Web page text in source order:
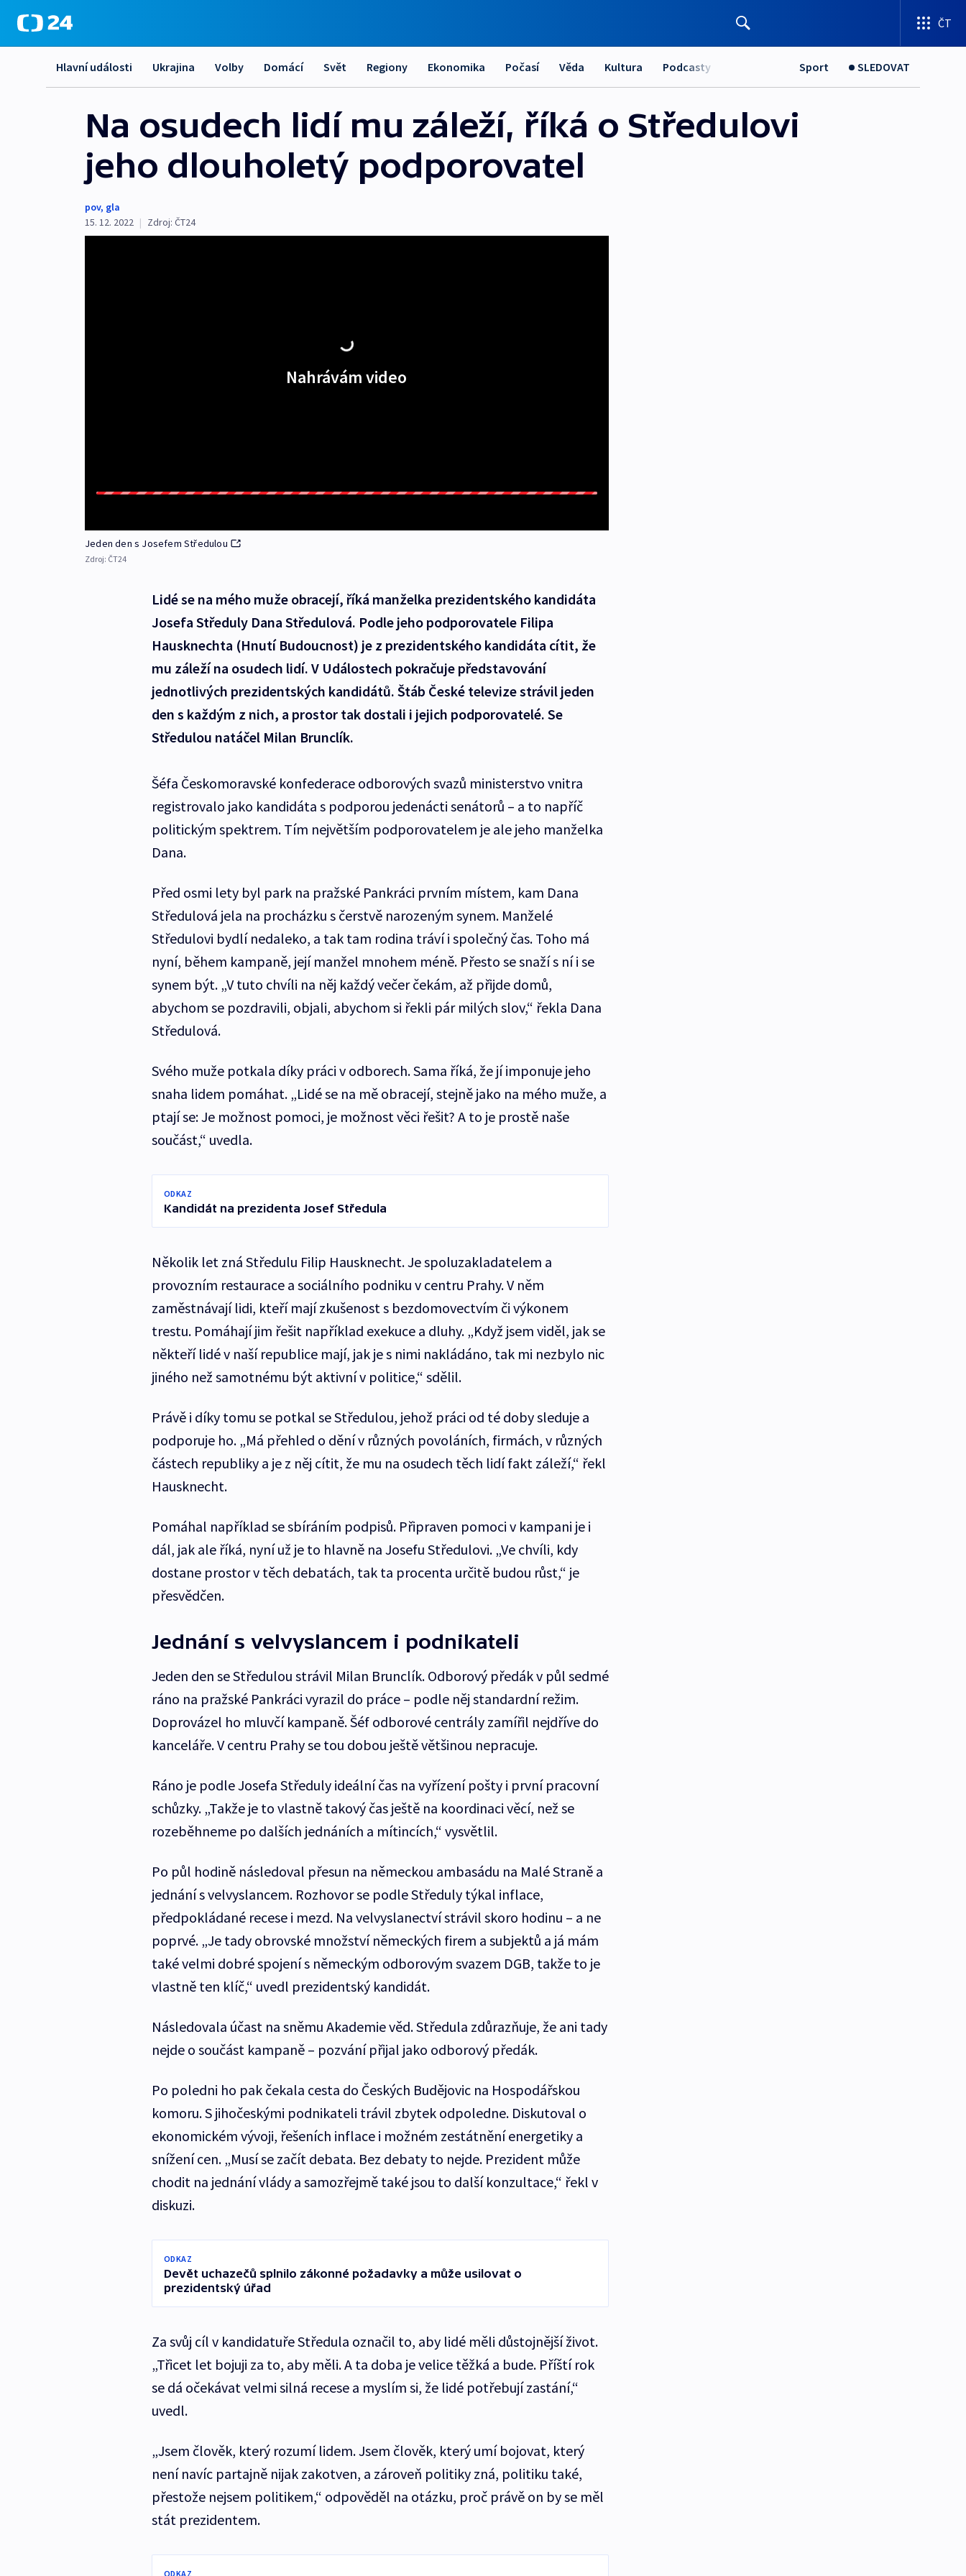
ČT
Hlavní události Ukrajina Volby Domácí Svět Regiony Ekonomika Počasí Věda Kultura Podcasty Sport SLEDOVAT
Na osudech lidí mu záleží, říká o Středulovi
jeho dlouholetý podporovatel
pov, gla
15. 12. 2022 | Zdroj: ČT24
Nahrávám video
Jeden den s Josefem Středulou
Zdroj: ČT24
Lidé se na mého muže obracejí, říká manželka prezidentského kandidáta
Josefa Středuly Dana Středulová. Podle jeho podporovatele Filipa
Hausknechta (Hnutí Budoucnost) je z prezidentského kandidáta cítit, že
mu záleží na osudech lidí. V Událostech pokračuje představování
jednotlivých prezidentských kandidátů. Štáb České televize strávil jeden
den s každým z nich, a prostor tak dostali i jejich podporovatelé. Se
Středulou natáčel Milan Brunclík.
Šéfa Českomoravské konfederace odborových svazů ministerstvo vnitra
registrovalo jako kandidáta s podporou jedenácti senátorů – a to napříč
politickým spektrem. Tím největším podporovatelem je ale jeho manželka
Dana.
Před osmi lety byl park na pražské Pankráci prvním místem, kam Dana
Středulová jela na procházku s čerstvě narozeným synem. Manželé
Středulovi bydlí nedaleko, a tak tam rodina tráví i společný čas. Toho má
nyní, během kampaně, její manžel mnohem méně. Přesto se snaží s ní i se
synem být. „V tuto chvíli na něj každý večer čekám, až přijde domů,
abychom se pozdravili, objali, abychom si řekli pár milých slov,“ řekla Dana
Středulová.
Svého muže potkala díky práci v odborech. Sama říká, že jí imponuje jeho
snaha lidem pomáhat. „Lidé se na mě obracejí, stejně jako na mého muže, a
ptají se: Je možnost pomoci, je možnost věci řešit? A to je prostě naše
součást,“ uvedla.
ODKAZ
Kandidát na prezidenta Josef Středula
Několik let zná Středulu Filip Hausknecht. Je spoluzakladatelem a
provozním restaurace a sociálního podniku v centru Prahy. V něm
zaměstnávají lidi, kteří mají zkušenost s bezdomovectvím či výkonem
trestu. Pomáhají jim řešit například exekuce a dluhy. „Když jsem viděl, jak se
někteří lidé v naší republice mají, jak je s nimi nakládáno, tak mi nezbylo nic
jiného než samotnému být aktivní v politice,“ sdělil.
Právě i díky tomu se potkal se Středulou, jehož práci od té doby sleduje a
podporuje ho. „Má přehled o dění v různých povoláních, firmách, v různých
částech republiky a je z něj cítit, že mu na osudech těch lidí fakt záleží,“ řekl
Hausknecht.
Pomáhal například se sbíráním podpisů. Připraven pomoci v kampani je i
dál, jak ale říká, nyní už je to hlavně na Josefu Středulovi. „Ve chvíli, kdy
dostane prostor v těch debatách, tak ta procenta určitě budou růst,“ je
přesvědčen.
Jednání s velvyslancem i podnikateli
Jeden den se Středulou strávil Milan Brunclík. Odborový předák v půl sedmé
ráno na pražské Pankráci vyrazil do práce – podle něj standardní režim.
Doprovázel ho mluvčí kampaně. Šéf odborové centrály zamířil nejdříve do
kanceláře. V centru Prahy se tou dobou ještě většinou nepracuje.
Ráno je podle Josefa Středuly ideální čas na vyřízení pošty i první pracovní
schůzky. „Takže je to vlastně takový čas ještě na koordinaci věcí, než se
rozeběhneme po dalších jednáních a mítincích,“ vysvětlil.
Po půl hodině následoval přesun na německou ambasádu na Malé Straně a
jednání s velvyslancem. Rozhovor se podle Středuly týkal inflace,
předpokládané recese i mezd. Na velvyslanectví strávil skoro hodinu – a ne
poprvé. „Je tady obrovské množství německých firem a subjektů a já mám
také velmi dobré spojení s německým odborovým svazem DGB, takže to je
vlastně ten klíč,“ uvedl prezidentský kandidát.
Následovala účast na sněmu Akademie věd. Středula zdůrazňuje, že ani tady
nejde o součást kampaně – pozvání přijal jako odborový předák.
Po poledni ho pak čekala cesta do Českých Budějovic na Hospodářskou
komoru. S jihočeskými podnikateli trávil zbytek odpoledne. Diskutoval o
ekonomickém vývoji, řešeních inflace i možném zestátnění energetiky a
snížení cen. „Musí se začít debata. Bez debaty to nejde. Prezident může
chodit na jednání vlády a samozřejmě také jsou to další konzultace,“ řekl v
diskuzi.
ODKAZ
Devět uchazečů splnilo zákonné požadavky a může usilovat o
prezidentský úřad
Za svůj cíl v kandidatuře Středula označil to, aby lidé měli důstojnější život.
„Třicet let bojuji za to, aby měli. A ta doba je velice těžká a bude. Příští rok
se dá očekávat velmi silná recese a myslím si, že lidé potřebují zastání,“
uvedl.
„Jsem člověk, který rozumí lidem. Jsem člověk, který umí bojovat, který
není navíc partajně nijak zakotven, a zároveň politiky zná, politiku také,
přestože nejsem politikem,“ odpověděl na otázku, proč právě on by se měl
stát prezidentem.
ODKAZ